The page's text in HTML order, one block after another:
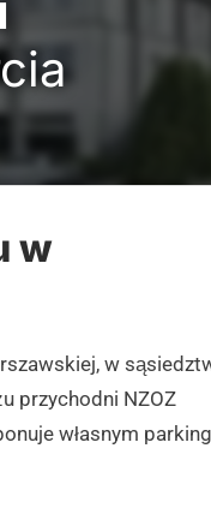
w
w
przychodni NZOZ
własnym